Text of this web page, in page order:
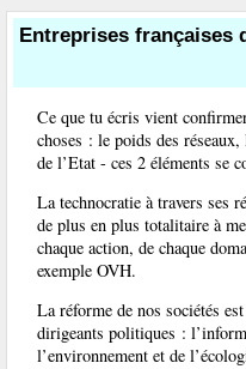
Entreprises françaises
Ce que tu écris vient
choses : le poids des
de l’Etat - ces 2 éléments se
La technocratie à travers ses
de plus en plus totalitaire à
chaque action, de chaque
exemple OVH.
La réforme de nos sociétés
dirigeants politiques :
l’environnement et de